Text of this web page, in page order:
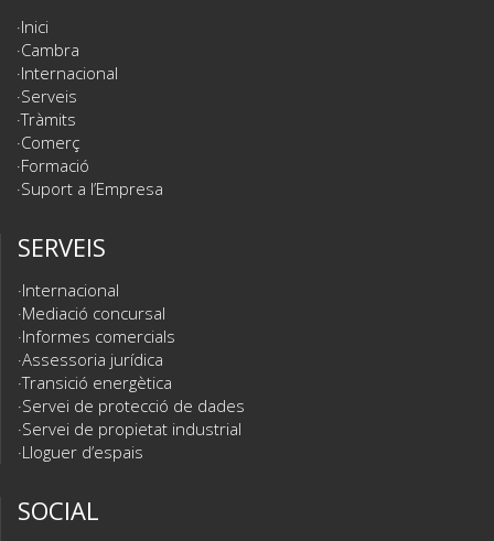
Inici
Cambra
Internacional
Serveis
Tràmits
Comerç
Formació
Suport a l’Empresa
SERVEIS
Internacional
Mediació concursal
Informes comercials
Assessoria jurídica
Transició energètica
Servei de protecció de dades
Servei de propietat industrial
Lloguer d’espais
SOCIAL